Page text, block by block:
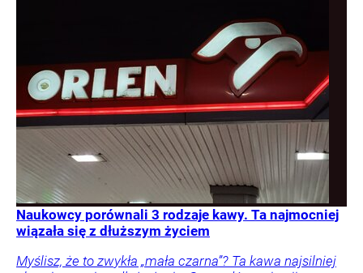
Naukowcy porównali 3 rodzaje kawy. Ta najmocniej
wiązała się z dłuższym życiem
Myślisz, że to zwykła „mała czarna”? Ta kawa najsilniej